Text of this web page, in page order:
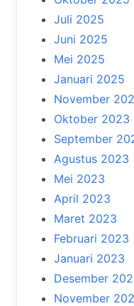
Juli 2025
Juni 2025
Mei 2025
Januari 2025
November
Oktober 2023
September
Agustus 2023
Mei 2023
April 2023
Maret 2023
Februari 2023
Januari 2023
Desember
November